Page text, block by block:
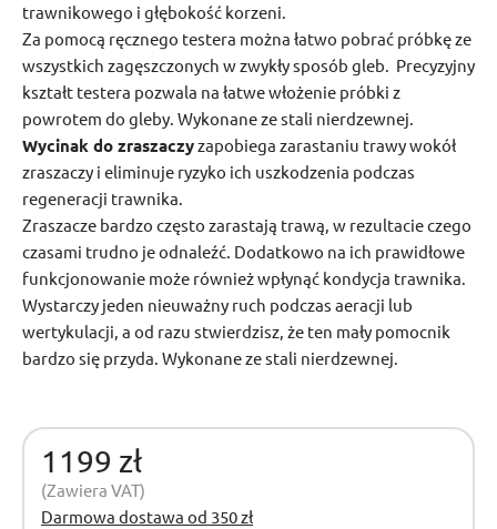
trawnikowego i głębokość korzeni.
Za pomocą ręcznego testera można łatwo pobrać próbkę ze
wszystkich zagęszczonych w zwykły sposób gleb. Precyzyjny
kształt testera pozwala na łatwe włożenie próbki z
powrotem do gleby. Wykonane ze stali nierdzewnej.
Wycinak do zraszaczyzapobiega zarastaniu trawy wokół
zraszaczy i eliminuje ryzyko ich uszkodzenia podczas
regeneracji trawnika.
Zraszacze bardzo często zarastają trawą, w rezultacie czego
czasami trudno je odnaleźć. Dodatkowo na ich prawidłowe
funkcjonowanie może również wpłynąć kondycja trawnika.
Wystarczy jeden nieuważny ruch podczas aeracji lub
wertykulacji, a od razu stwierdzisz, że ten mały pomocnik
bardzo się przyda. Wykonane ze stali nierdzewnej.
1199 zł
(Zawiera VAT)
Darmowa dostawa od 350 zł